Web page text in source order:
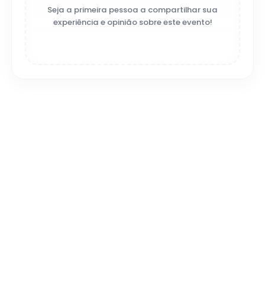
Seja a primeira pessoa a compartilhar sua
experiência e opinião sobre este evento!